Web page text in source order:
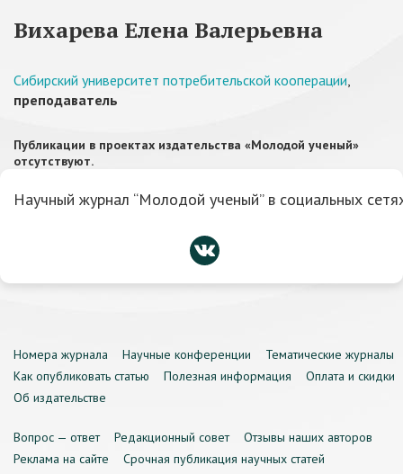
Вихарева Елена Валерьевна
Сибирский университет потребительской кооперации,
преподаватель
Публикации в проектах издательства «Молодой ученый»
отсутствуют.
Научный журнал “Молодой ученый” в социальных
Номера журнала Научные конференции
Тематические журналы
Как опубликовать статью
Полезная информация
Оплата и скидки
Об издательстве
Вопрос — ответ Редакционный совет
Отзывы наших авторов
Реклама на сайте
Срочная публикация научных статей